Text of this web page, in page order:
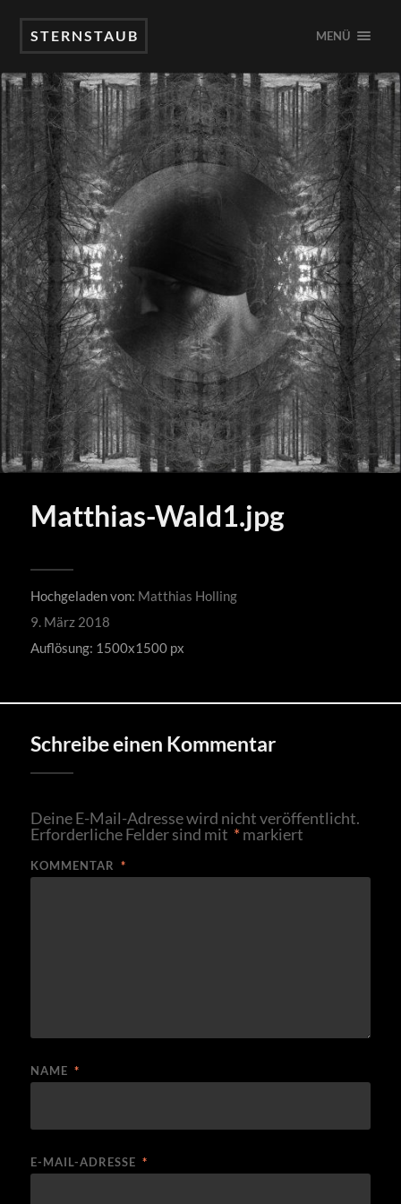
STERNSTAUB MENÜ
Matthias-Wald1.jpg
Hochgeladen von: Matthias Holling
9. März 2018
Auflösung: 1500x1500 px
Schreibe einen Kommentar
Deine E-Mail-Adresse wird nicht veröffentlicht.
Erforderliche Felder sind mit *markiert
KOMMENTAR *
NAME *
E-MAIL-ADRESSE *